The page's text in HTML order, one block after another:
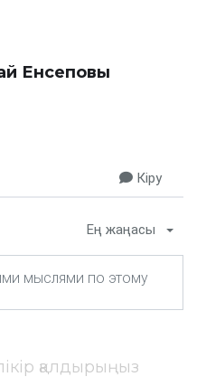
Енсеповы
Кіру
Ең жаңасы
қалдырыңыз